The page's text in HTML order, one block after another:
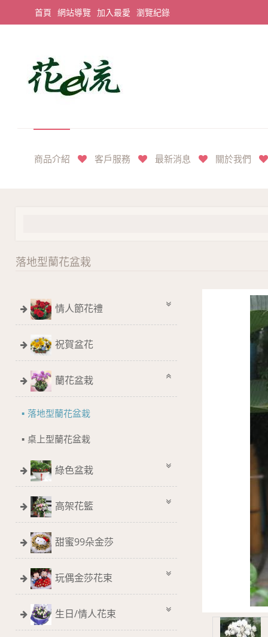
首頁 網站導覽 加入最愛 瀏覽紀錄
商品介紹 客戶服務 最新消息 關於我們
落地型蘭花盆栽
情人節花禮
祝賀盆花
蘭花盆栽
落地型蘭花盆栽
桌上型蘭花盆栽
綠色盆栽
高架花籃
甜蜜99朵金莎
玩偶金莎花束
生日/情人花束